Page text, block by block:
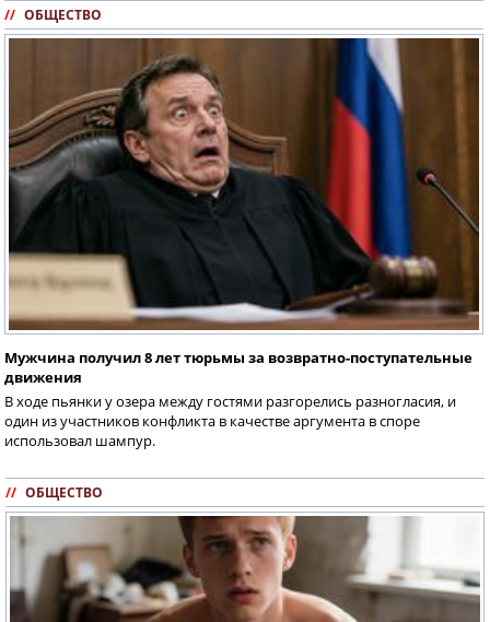
// ОБЩЕСТВО
Мужчина получил 8 лет тюрьмы за возвратно-поступательные
движения
В ходе пьянки у озера между гостями разгорелись разногласия, и
один из участников конфликта в качестве аргумента в споре
использовал шампур.
// ОБЩЕСТВО